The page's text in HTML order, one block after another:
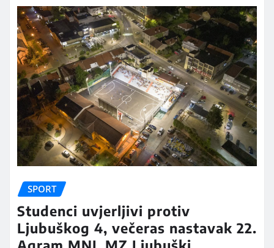
SPORT
Studenci uvjerljivi protiv
Ljubuškog 4, večeras nastavak 22.